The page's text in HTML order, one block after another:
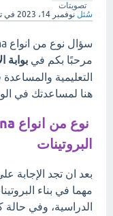
تصويتات
سُئل نوفمبر 14، 2023 في
مرحبًا بكم في بوابة
التعليمية
هنا لمساعدتك في
البروتينات
مهما في بناء
الدراسية، وفي